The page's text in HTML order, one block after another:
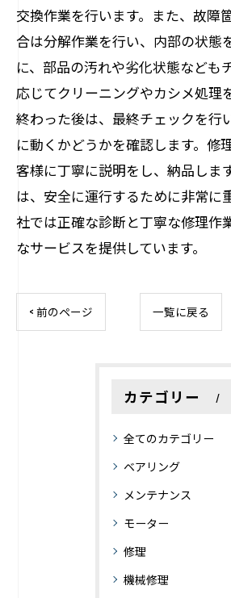
交換作業を行います。また、故障
合は分解作業を行い、内部の状態
に、部品の汚れや劣化状態なども
応じてクリーニングやカシメ処理
終わった後は、最終チェックを行
に動くかどうかを確認します。修
客様に丁寧に説明をし、納品しま
は、安全に運行するために非常に
社では正確な診断と丁寧な修理作
なサービスを提供しています。
< 前のページ 一覧に戻る
カテゴリー
全てのカテゴリー
ベアリング
メンテナンス
モーター
修理
機械修理